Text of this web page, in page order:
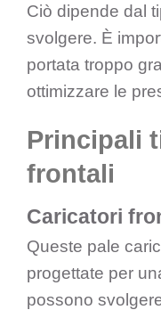
Ciò dipende dal
svolgere. È
portata troppo
ottimizzare le
Principali
frontali
Caricatori
Queste pale
progettate per
possono